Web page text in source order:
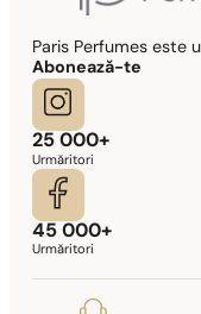
Paris Perfumes este
Abonează-te
25 000+
Urmăritori
45 000+
Urmăritori